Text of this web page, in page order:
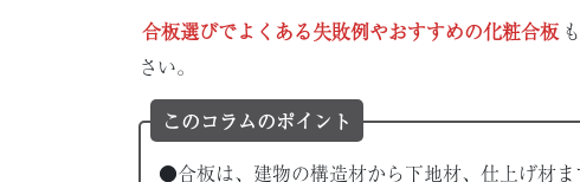
合板選びでよくある失敗例やおすすめの化粧合板
さい。
このコラムのポイント
●合板は、建物の構造材から下地材、仕上げ材